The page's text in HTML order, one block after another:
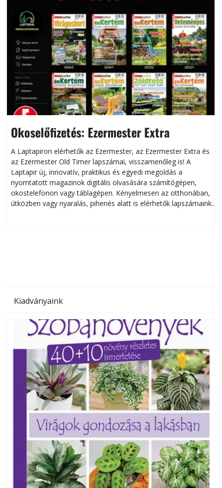
Okoselőfizetés: Ezermester Extra
A Laptapiron elérhetők az Ezermester, az Ezermester Extra és
az Ezermester Old Timer lapszámai, visszamenőleg is! A
Laptapir új, innovatív, praktikus és egyedi megoldás a
nyomtatott magazinok digitális olvasására számítógépen,
okostelefonon vagy táblagépen. Kényelmesen az otthonában,
útközben vagy nyaralás, pihenés alatt is elérhetők lapszámaink.
Kiadványaink